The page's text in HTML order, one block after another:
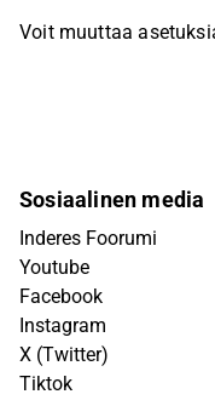
Voit muuttaa
Sosiaalinen media
Inderes Foorumi
Youtube
Facebook
Instagram
X (Twitter)
Tiktok